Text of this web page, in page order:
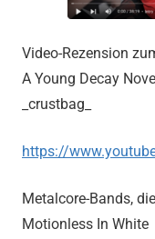
Video-Rezension
A Young Decay
_crustbag_
https://
Metalcore-Bands,
Motionless In White